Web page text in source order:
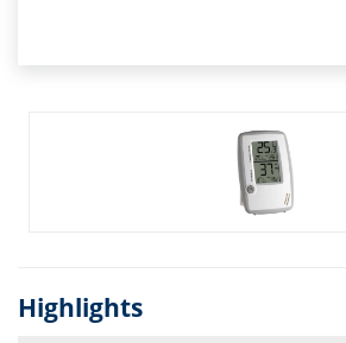
Highlights